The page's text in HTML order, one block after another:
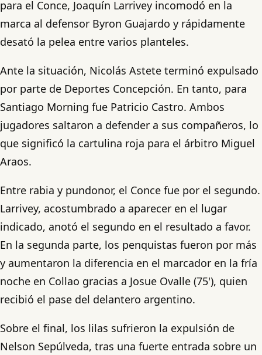
para el Conce, Joaquín Larrivey incomodó en la
marca al defensor Byron Guajardo y rápidamente
desató la pelea entre varios planteles.
Ante la situación, Nicolás Astete terminó expulsado
por parte de Deportes Concepción. En tanto, para
Santiago Morning fue Patricio Castro. Ambos
jugadores saltaron a defender a sus compañeros, lo
que significó la cartulina roja para el árbitro Miguel
Araos.
Entre rabia y pundonor, el Conce fue por el segundo.
Larrivey, acostumbrado a aparecer en el lugar
indicado, anotó el segundo en el resultado a favor.
En la segunda parte, los penquistas fueron por más
y aumentaron la diferencia en el marcador en la fría
noche en Collao gracias a Josue Ovalle (75'), quien
recibió el pase del delantero argentino.
Sobre el final, los lilas sufrieron la expulsión de
Nelson Sepúlveda, tras una fuerte entrada sobre un